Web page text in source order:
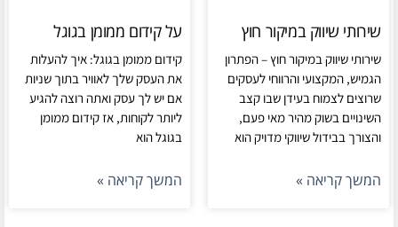
שירותי שיווק במיקור חוץ
שירותי שיווק במיקור חוץ – הפתרון
הגמיש, המקצועי והרווחי לעסקים
שרוצים לצמוח בעידן שבו קצב
השינויים בשוק מהיר מאי פעם,
והצורך בבידול שיווקי מדויק הוא
המשך קריאה »
על קידום ממומן בגוגל
קידום ממומן בגוגל: איך להעלות
את העסק שלך לאוויר בתוך שניות
אם יש לך עסק ואתה רוצה להגיע
ליותר לקוחות, אז קידום ממומן
בגוגל הוא
המשך קריאה »